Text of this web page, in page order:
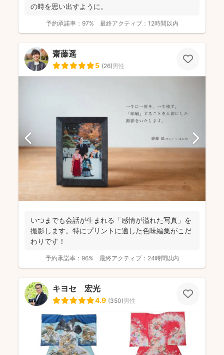
の時を思い出すように。
予約承諾率： 97% 最終アクティブ： 12時間以内
齋藤遥
5 (26)男性
いつまでも会話が生まれる「感情が溢れた写真」を
撮影します。特にプリントに適した色味編集がこだ
わりです！
予約承諾率： 96% 最終アクティブ： 24時間以内
キヨセ 宏光
4.9 (350)男性